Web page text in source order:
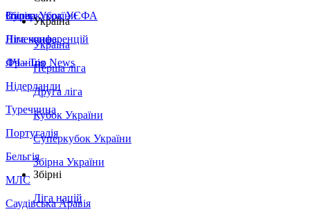
Збірна України
Італія
Німеччина
Франція
Нідерланди
Туреччина
Португалія
Бельгія
МЛС
Саудівська Аравія
Суперкубок УЄФА
Ліга конференцій
ЛЧ - Top News
Україна
Україна
Перша ліга
Друга ліга
Кубок України
Суперкубок України
Збірна України
Збірні
Ліга націй